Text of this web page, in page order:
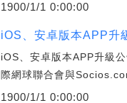
1900/1/1 0:00:00
iOS、安卓版本APP升
iOS、安卓版本APP升級
際網球聯合會與
1900/1/1 0:00:00